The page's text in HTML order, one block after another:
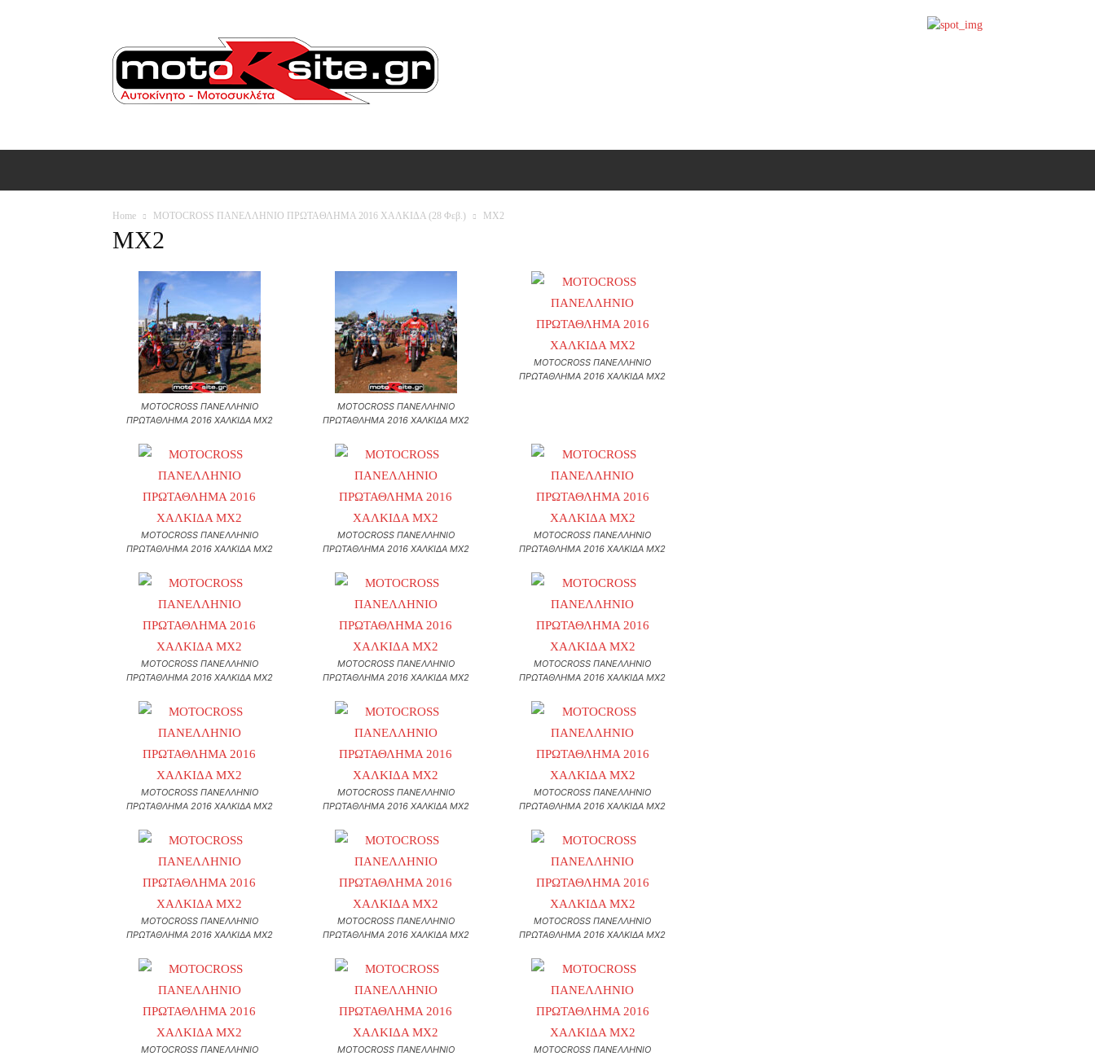
Home MOTOCROSS ΠΑΝΕΛΛΗΝΙΟ ΠΡΩΤΑΘΛΗΜΑ 2016 ΧΑΛΚΙΔΑ (28 Φεβ.) MX2
MX2
MOTOCROSS ΠΑΝΕΛΛΗΝΙΟ
ΠΡΩΤΑΘΛΗΜΑ 2016 ΧΑΛΚΙΔΑ MX2
MOTOCROSS ΠΑΝΕΛΛΗΝΙΟ
ΠΡΩΤΑΘΛΗΜΑ 2016 ΧΑΛΚΙΔΑ MX2
MOTOCROSS ΠΑΝΕΛΛΗΝΙΟ
ΠΡΩΤΑΘΛΗΜΑ 2016 ΧΑΛΚΙΔΑ MX2
MOTOCROSS ΠΑΝΕΛΛΗΝΙΟ
ΠΡΩΤΑΘΛΗΜΑ 2016 ΧΑΛΚΙΔΑ MX2
MOTOCROSS ΠΑΝΕΛΛΗΝΙΟ
ΠΡΩΤΑΘΛΗΜΑ 2016 ΧΑΛΚΙΔΑ MX2
MOTOCROSS ΠΑΝΕΛΛΗΝΙΟ
ΠΡΩΤΑΘΛΗΜΑ 2016 ΧΑΛΚΙΔΑ MX2
MOTOCROSS ΠΑΝΕΛΛΗΝΙΟ
ΠΡΩΤΑΘΛΗΜΑ 2016 ΧΑΛΚΙΔΑ MX2
MOTOCROSS ΠΑΝΕΛΛΗΝΙΟ
ΠΡΩΤΑΘΛΗΜΑ 2016 ΧΑΛΚΙΔΑ MX2
MOTOCROSS ΠΑΝΕΛΛΗΝΙΟ
ΠΡΩΤΑΘΛΗΜΑ 2016 ΧΑΛΚΙΔΑ MX2
MOTOCROSS ΠΑΝΕΛΛΗΝΙΟ
ΠΡΩΤΑΘΛΗΜΑ 2016 ΧΑΛΚΙΔΑ MX2
MOTOCROSS ΠΑΝΕΛΛΗΝΙΟ
ΠΡΩΤΑΘΛΗΜΑ 2016 ΧΑΛΚΙΔΑ MX2
MOTOCROSS ΠΑΝΕΛΛΗΝΙΟ
ΠΡΩΤΑΘΛΗΜΑ 2016 ΧΑΛΚΙΔΑ MX2
MOTOCROSS ΠΑΝΕΛΛΗΝΙΟ
ΠΡΩΤΑΘΛΗΜΑ 2016 ΧΑΛΚΙΔΑ MX2
MOTOCROSS ΠΑΝΕΛΛΗΝΙΟ
ΠΡΩΤΑΘΛΗΜΑ 2016 ΧΑΛΚΙΔΑ MX2
MOTOCROSS ΠΑΝΕΛΛΗΝΙΟ
ΠΡΩΤΑΘΛΗΜΑ 2016 ΧΑΛΚΙΔΑ MX2
MOTOCROSS ΠΑΝΕΛΛΗΝΙΟ
MOTOCROSS ΠΑΝΕΛΛΗΝΙΟ
MOTOCROSS ΠΑΝΕΛΛΗΝΙΟ